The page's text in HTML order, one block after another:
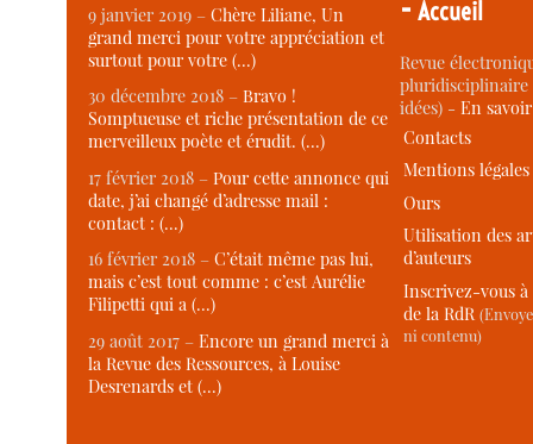
9 janvier 2019 –Chère Liliane, Un
grand merci pour votre appréciation et
surtout pour votre (…)
30 décembre 2018 –Bravo !
Somptueuse et riche présentation de ce
merveilleux poète et érudit. (…)
17 février 2018 –Pour cette annonce qui
date, j’ai changé d’adresse mail :
contact : (…)
16 février 2018 –C’était même pas lui,
mais c’est tout comme : c’est Aurélie
Filipetti qui a (…)
29 août 2017 –Encore un grand merci à
la Revue des Ressources, à Louise
Desrenards et (…)
Accueil
Revue
idées) -En
Contacts
Mentions légales
Ours
Utilisation des
d’auteurs
Inscrivez-vous
de la RdR
ni contenu)